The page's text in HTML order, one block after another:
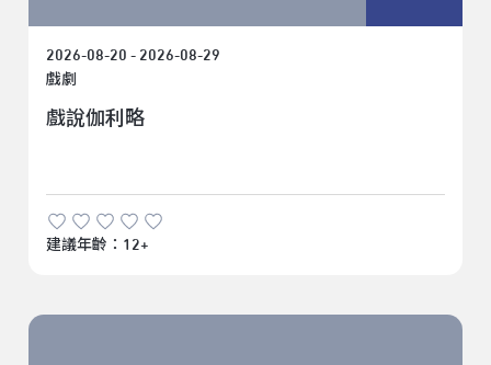
2026-08-20 - 2026-08-29
戲劇
戲說伽利略
建議年齡：12+